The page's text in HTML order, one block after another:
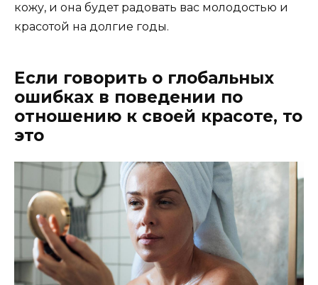
кожу, и она будет радовать вас молодостью и
красотой на долгие годы.
Если говорить о глобальных
ошибках в поведении по
отношению к своей красоте, то
это